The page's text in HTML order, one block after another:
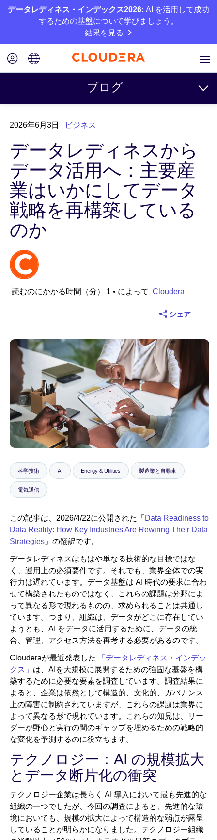
データレディネス・インデックス2026: AI を活用して成功
するための基盤について学びましょう。
結果を見る
ブログ
トピック
ビジネス
テクニカル
パートナー
カルチャー
業界
金融サービス
テクノロジー
公的機関
ヘルスケア
教育
ニュースルーム
2026年6月3日 ビジネス
データレディネスから
データ活用へ：主要産
業はいかにしてデータ
戦略を再構築している
のか
読むのにかかる時間（分） 1 • によって Cloudera
シェア
科学技術 AI Energy & Utilities 製造業と自動車
電気通信
この記事は、2026/4/22に公開された「 Data Readiness to
Data Reality: How Key Industries Are Rewiring Their Data
Strategies 」の翻訳です。
データレディネスはもはや単なる技術的な目標ではな
く、運用上の必須要件です。それでも、業界全体での実
行力は遅れています。データ基盤は AI 時代の要求に合わ
せて構築されたものではなく、これらの課題は分野によ
って異なる形で現れるものの、求められることは共通し
ています。つまり、組織は、データがどこに存在してい
ようとも、AI をデータに活用するために、データの統
合、管理、アクセス方法を再考する必要があるのです。
Clouderaが最近発表した
「データレディネス・インデッ
クス」 は、AIを大規模に展開するための強固な基盤を構
築するために必要な要素を調査しています。調査結果に
よると、企業は依然として構造的、文化的、ガバナンス
上の障害に制約されていますが、これらの課題は業界に
よって異なる形で現れています。これらの知見は、リー
ダーが野心と実行の間のギャップを埋めるための戦略的
な変化を予測するのに役立ちます。
テクノロジー：AI の規模拡大
とデータ断片化の衝突
テクノロジー企業は長らく AI 導入において最も先進的な
組織の一つでしたが、今回の調査によると、先進的な環
境においても、規模の拡大によって構造的な弱点が露呈
していることが明らかになりました。テクノロジー組織